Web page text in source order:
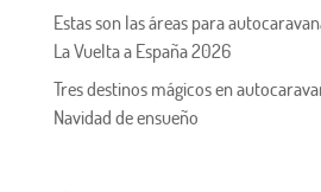
Estas son las áreas para
La Vuelta a España 2026
Tres destinos mágicos en
Navidad de ensueño